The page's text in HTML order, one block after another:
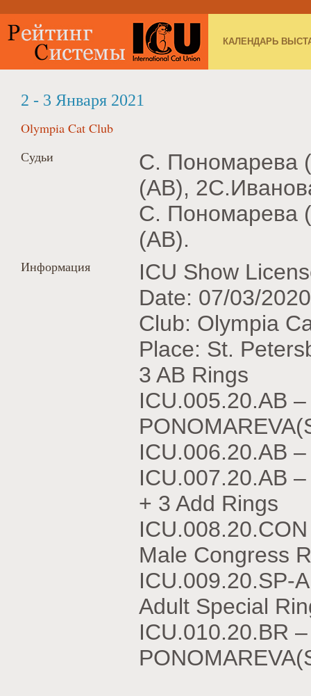
КАЛЕНДАРЬ
2 - 3 Января 2021
Olympia Cat Club
Судьи
С. Пономарева
(AB),
С. Пономарева
(AB).
Информация
ICU Show
Date: 07/03/2020
Club: Olympia
Place: St.
3 AB Rings
ICU.005.20.АВ
ICU.006.20.АВ –
ICU.007.20.АВ
+ 3 Add Rings
Male Congress
ICU.009.20.SP-
Adult Special
ICU.010.20.BR